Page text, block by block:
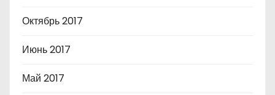
Октябрь 2017
Июнь 2017
Май 2017